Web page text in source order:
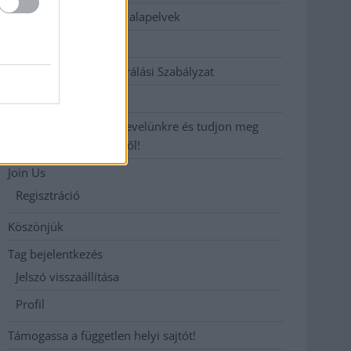
Etikai és függetlenségi alapelvek
Hozzászólási és Moderálási Szabályzat
Iratkozzon fel heti hírlevelünkre és tudjon meg
még többet megyénkről!
Join Us
Regisztráció
Köszönjük
Tag bejelentkezés
Jelszó visszaállítása
Profil
Támogassa a független helyi sajtót!